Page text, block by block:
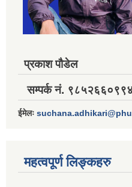
प्रकाश पौडेल
सम्पर्क नं.
ईमेलः
महत्वपूर्ण लिङ्कहरु